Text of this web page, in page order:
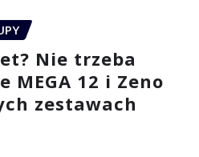
Nie trzeba
MEGA 12 i Zeno
zestawach